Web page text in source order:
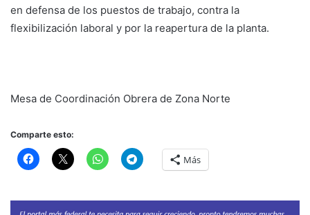
en defensa de los puestos de trabajo, contra la
flexibilización laboral y por la reapertura de la planta.
Mesa de Coordinación Obrera de Zona Norte
Comparte esto:
Más